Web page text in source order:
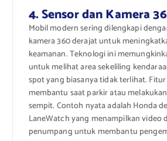
4. Sensor dan Kamera
Mobil modern sering dilengkapi
kamera 360 derajat untuk
keamanan. Teknologi ini
untuk melihat area sekeliling
spot yang biasanya tidak terlihat.
membantu saat parkir atau
sempit. Contoh nyata adalah Honda
LaneWatch yang menampilkan video
penumpang untuk membantu